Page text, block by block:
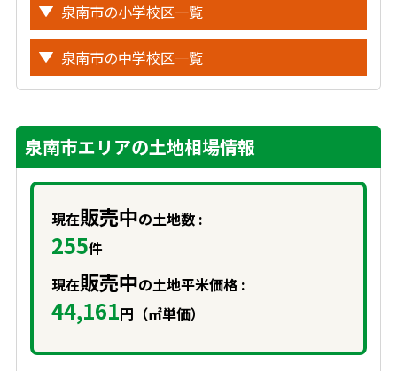
泉南市の小学校区一覧
泉南市の中学校区一覧
泉南市エリアの土地相場情報
現在販売中の土地数 :
255件
現在販売中の土地平米価格 :
44,161円（㎡単価）